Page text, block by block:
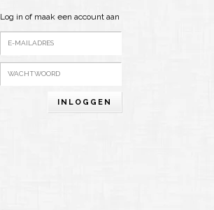
Log in of maak een account aan
INLOGGEN